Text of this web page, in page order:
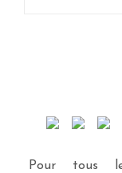
Pour tous